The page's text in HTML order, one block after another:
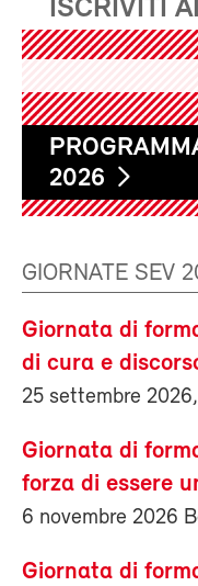
ISCRIVITI
2026
GIORNATE SEV
Giornata di
di cura e
25 settembre
Giornata di
forza di essere
6 novembre 2026
Giornata di